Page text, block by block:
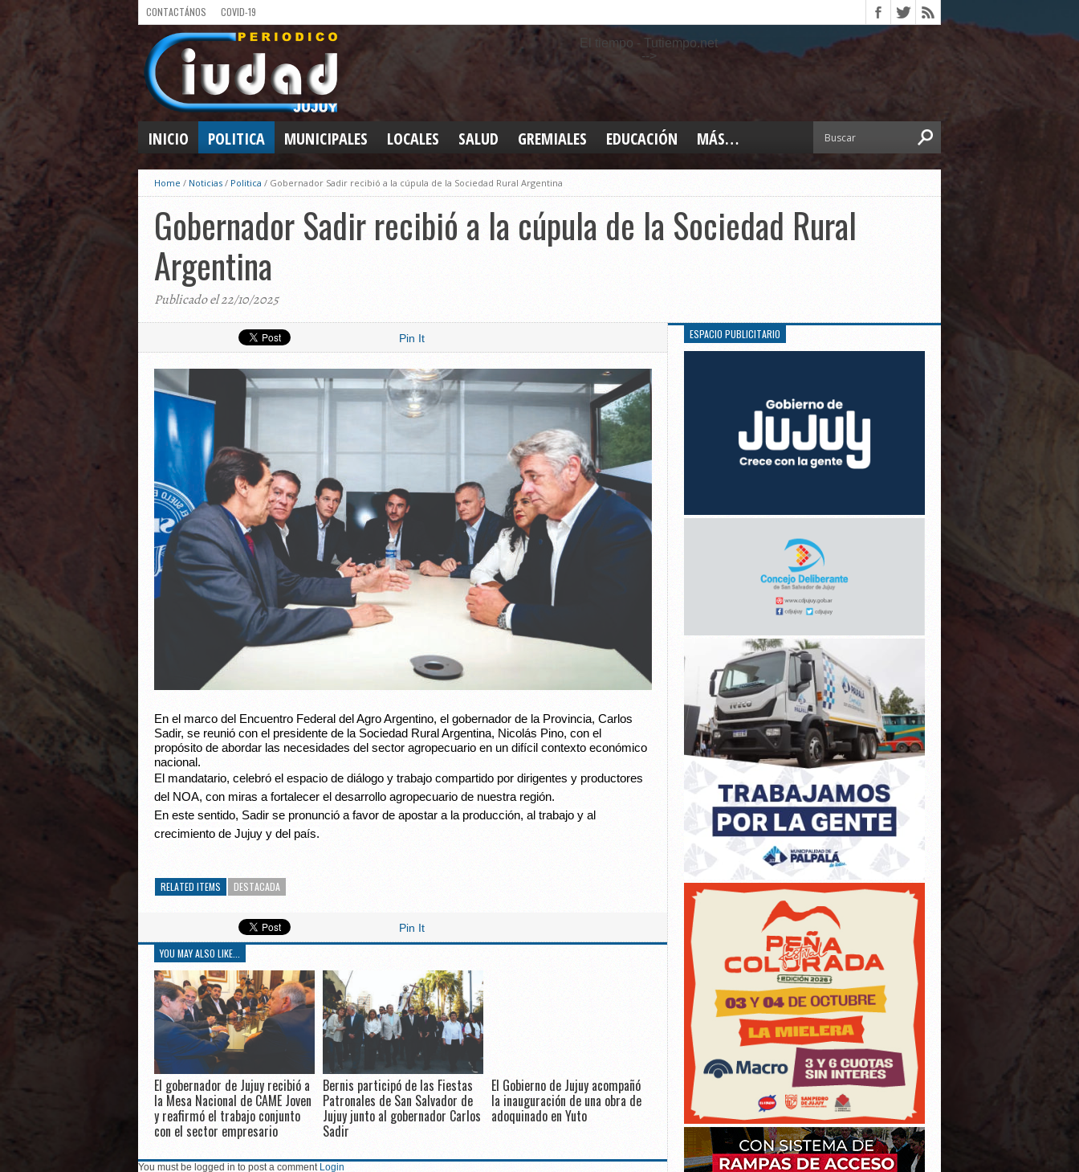
CONTACTÁNOS COVID-19
El tiempo - Tutiempo.net
-->
INICIO POLITICA MUNICIPALES LOCALES SALUD GREMIALES EDUCACIÓN MÁS…
INTERIOR
DEPORTES
ELECCIONES 2025
LEGISLATIVO
Home / Noticias / Politica / Gobernador Sadir recibió a la cúpula de la Sociedad Rural Argentina
Gobernador Sadir recibió a la cúpula de la Sociedad Rural
Argentina
Publicado el 22/10/2025
Pin It
En el marco del Encuentro Federal del Agro Argentino, el gobernador de la Provincia, Carlos
Sadir, se reunió con el presidente de la Sociedad Rural Argentina, Nicolás Pino, con el
propósito de abordar las necesidades del sector agropecuario en un difícil contexto económico
nacional.
El mandatario, celebró el espacio de diálogo y trabajo compartido por dirigentes y productores
del NOA, con miras a fortalecer el desarrollo agropecuario de nuestra región.
En este sentido, Sadir se pronunció a favor de apostar a la producción, al trabajo y al
crecimiento de Jujuy y del país.
RELATED ITEMS DESTACADA
Pin It
YOU MAY ALSO LIKE...
El gobernador de Jujuy recibió a
la Mesa Nacional de CAME Joven
y reafirmó el trabajo conjunto
con el sector empresario
Bernis participó de las Fiestas
Patronales de San Salvador de
Jujuy junto al gobernador Carlos
Sadir
El Gobierno de Jujuy acompañó
la inauguración de una obra de
adoquinado en Yuto
You must be logged in to post a comment Login
ESPACIO PUBLICITARIO